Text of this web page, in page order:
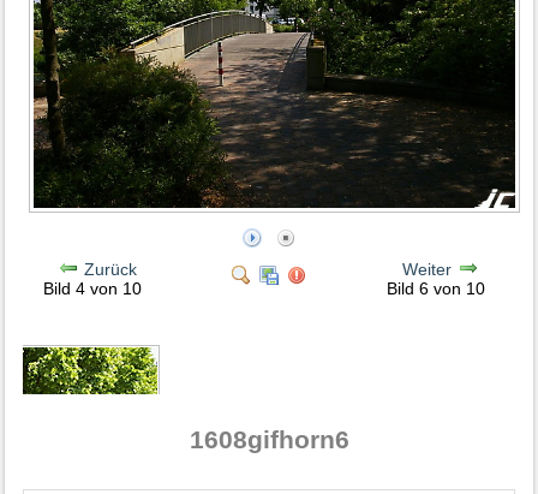
Zurück
Bild 4 von 10
Weiter
Bild 6 von 10
1608gifhorn6